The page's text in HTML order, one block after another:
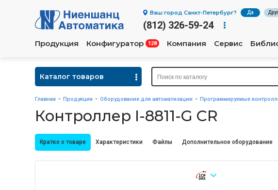
Ваш город Санкт-Петербург? Да
(812) 326-59-24
Продукция Конфигуратор 128 Компания Сервис
Каталог товаров
Главная Продукция Оборудование для автоматизации Программируемые
Контроллер I-8811-G CR
Кратко о товаре Характеристики Файлы Дополнительное оборудование